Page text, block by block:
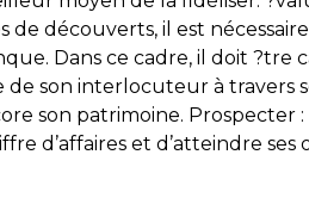
de découverts, il est
Dans ce cadre, il doit ?tre
son interlocuteur à travers
son patrimoine. Prospecter
d’affaires et d’atteindre ses